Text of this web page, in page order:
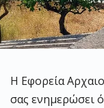
Η Εφορεία
σας ενημερώσει